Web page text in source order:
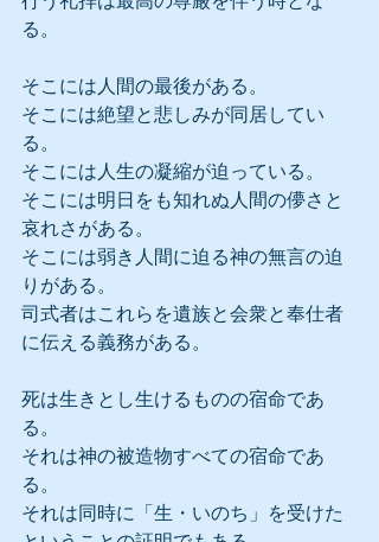
る。
そこには人間の最後がある。
そこには絶望と悲しみが同居してい
る。
そこには人生の凝縮が迫っている。
そこには明日をも知れぬ人間の儚さと
哀れさがある。
そこには弱き人間に迫る神の無言の迫
りがある。
司式者はこれらを遺族と会衆と奉仕者
に伝える義務がある。
死は生きとし生けるものの宿命であ
る。
それは神の被造物すべての宿命であ
る。
それは同時に「生・いのち」を受けた